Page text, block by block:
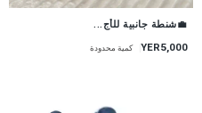
💼شنطة جانبية للأج...
YER5,000 كمية محدودة